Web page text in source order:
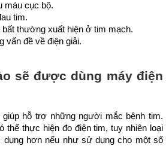
máu cục bộ.
tim.
thường xuất hiện ở tim mạch.
vấn đề về điện giải.
sẽ được dùng máy điện
hỗ trợ những người mắc bệnh tim.
thể thực hiện đo điện tim, tuy nhiên loại
dụng hơn nếu như sử dụng cho một số